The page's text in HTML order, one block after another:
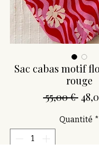
Sac cabas motif
rouge
55,00 € Prix
Quantité *